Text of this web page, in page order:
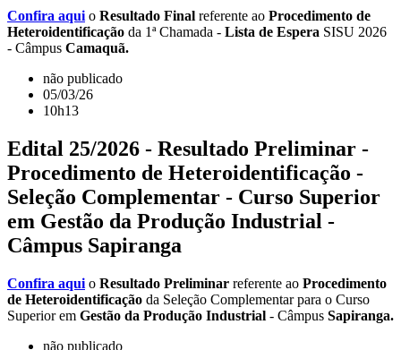
Confira aqui o Resultado Final referente ao Procedimento de
Heteroidentificação da 1ª Chamada - Lista de Espera SISU 2026
- Câmpus Camaquã.
não publicado
05/03/26
10h13
Edital 25/2026 - Resultado Preliminar -
Procedimento de Heteroidentificação -
Seleção Complementar - Curso Superior
em Gestão da Produção Industrial -
Câmpus Sapiranga
Confira aqui o Resultado Preliminar referente ao Procedimento
de Heteroidentificação da Seleção Complementar para o Curso
Superior em Gestão da Produção Industrial - Câmpus Sapiranga.
não publicado